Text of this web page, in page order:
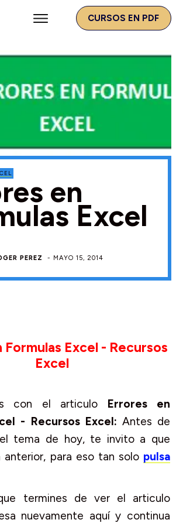
CURSOS EN PDF
en
Excel
PEREZ - MAYO 15, 2014
Formulas Excel - Recursos
Excel
con el articulo Errores en
- Recursos Excel: Antes de
tema de hoy, te invito a que
para eso tan solo pulsa
termines de ver el articulo
nuevamente aquí y continua